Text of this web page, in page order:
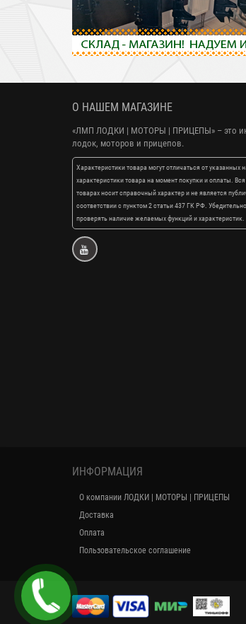
О НАШЕМ МАГАЗИНЕ
«ЛМП ЛОДКИ | МОТОРЫ | ПРИЦЕПЫ» – это
лодок, моторов и прицепов.
Характеристики товара могут отличаться от указанных
характеристики товара на момент покупки и оплаты.
товарах носит справочный характер и не является
соответствии с пунктом 2 статьи 437 ГК РФ.
проверять наличие желаемых функций и характеристик.
ИНФОРМАЦИЯ
О компании ЛОДКИ | МОТОРЫ | ПРИЦЕПЫ
Доставка
Оплата
Пользовательское соглашение